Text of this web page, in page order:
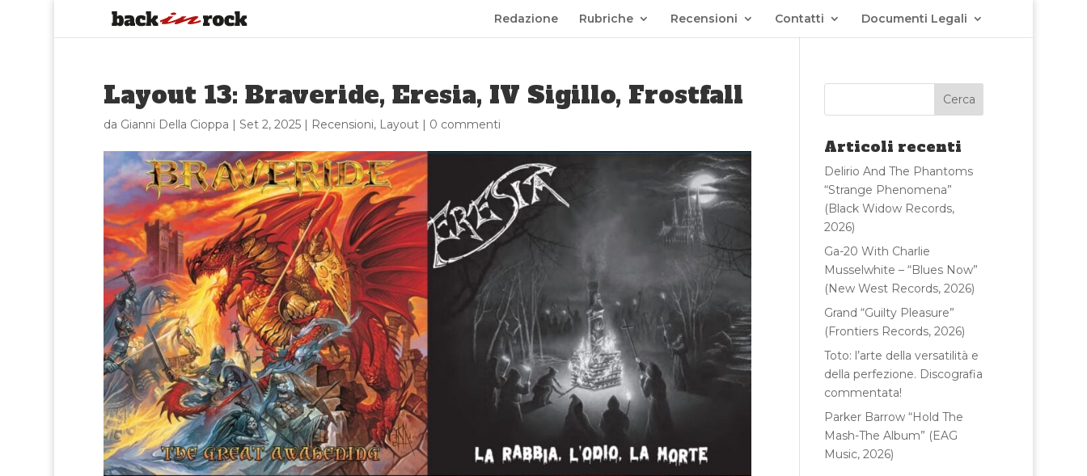
Redazione Rubriche Recensioni Contatti Documenti Legali
Layout 13: Braveride, Eresia, IV Sigillo, Frostfall
da Gianni Della Cioppa | Set 2, 2025| Recensioni, Layout| 0 commenti
Articoli recenti
Delirio And The Phantoms
“Strange Phenomena”
(Black Widow Records,
2026)
Ga-20 With Charlie
Musselwhite – “Blues Now”
(New West Records, 2026)
Grand “Guilty Pleasure”
(Frontiers Records, 2026)
Toto: l’arte della versatilità e
della perfezione. Discografia
commentata!
Parker Barrow “Hold The
Mash-The Album” (EAG
Music, 2026)